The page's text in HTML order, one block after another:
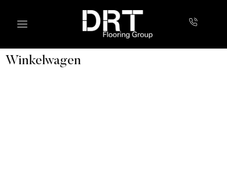
Winkelwagen